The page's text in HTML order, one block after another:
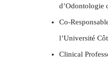
d’Odontologie
Co-
l’Université
Clinical